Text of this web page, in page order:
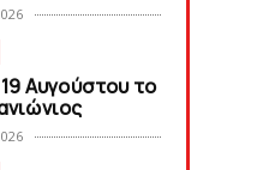
Αυγούστου το